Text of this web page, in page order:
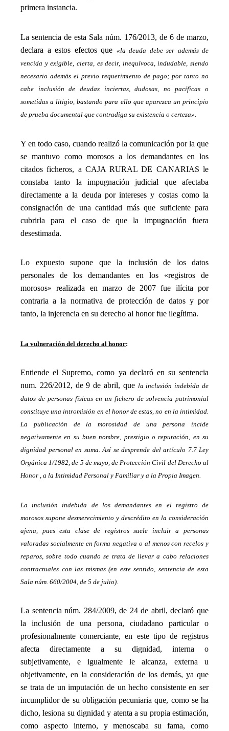
primera instancia.
La sentencia de esta Sala núm. 176/2013, de 6 de marzo,
declara a estos efectos que «la deuda debe ser además de
vencida y exigible, cierta, es decir, inequívoca, indudable, siendo
necesario además el previo requerimiento de pago; por tanto no
cabe inclusión de deudas inciertas, dudosas, no pacíficas o
sometidas a litigio, bastando para ello que aparezca un principio
de prueba documental que contradiga su existencia o certeza».
Y en todo caso, cuando realizó la comunicación por la que
se mantuvo como morosos a los demandantes en los
citados ficheros, a CAJA RURAL DE CANARIAS le
constaba tanto la impugnación judicial que afectaba
directamente a la deuda por intereses y costas como la
consignación de una cantidad más que suficiente para
cubrirla para el caso de que la impugnación fuera
desestimada.
Lo expuesto supone que la inclusión de los datos
personales de los demandantes en los «registros de
morosos» realizada en marzo de 2007 fue ilícita por
contraria a la normativa de protección de datos y por
tanto, la injerencia en su derecho al honor fue ilegítima.
La vulneración del derecho al honor:
Entiende el Supremo, como ya declaró en su sentencia
num. 226/2012, de 9 de abril, que la inclusión indebida de
datos de personas físicas en un fichero de solvencia patrimonial
constituye una intromisión en el honor de estas, no en la intimidad.
La publicación de la morosidad de una persona incide
negativamente en su buen nombre, prestigio o reputación, en su
dignidad personal en suma. Así se desprende del artículo 7.7 Ley
Orgánica 1/1982, de 5 de mayo, de Protección Civil del Derecho al
Honor , a la Intimidad Personal y Familiar y a la Propia Imagen.
La inclusión indebida de los demandantes en el registro de
morosos supone desmerecimiento y descrédito en la consideración
ajena, pues esta clase de registros suele incluir a personas
valoradas socialmente en forma negativa o al menos con recelos y
reparos, sobre todo cuando se trata de llevar a cabo relaciones
contractuales con las mismas (en este sentido, sentencia de esta
Sala núm. 660/2004, de 5 de julio).
La sentencia núm. 284/2009, de 24 de abril, declaró que
la inclusión de una persona, ciudadano particular o
profesionalmente comerciante, en este tipo de registros
afecta directamente a su dignidad, interna o
subjetivamente, e igualmente le alcanza, externa u
objetivamente, en la consideración de los demás, ya que
se trata de un imputación de un hecho consistente en ser
incumplidor de su obligación pecuniaria que, como se ha
dicho, lesiona su dignidad y atenta a su propia estimación,
como aspecto interno, y menoscaba su fama, como